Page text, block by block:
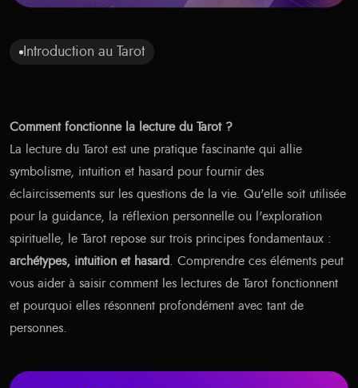
Introduction au Tarot
Comment fonctionne la lecture du Tarot ?
La lecture du Tarot est une pratique fascinante qui allie
symbolisme, intuition et hasard pour fournir des
éclaircissements sur les questions de la vie. Qu'elle soit utilisée
pour la guidance, la réflexion personnelle ou l'exploration
spirituelle, le Tarot repose sur trois principes fondamentaux :
archétypes, intuition et hasard
. Comprendre ces éléments peut
vous aider à saisir comment les lectures de Tarot fonctionnent
et pourquoi elles résonnent profondément avec tant de
personnes.